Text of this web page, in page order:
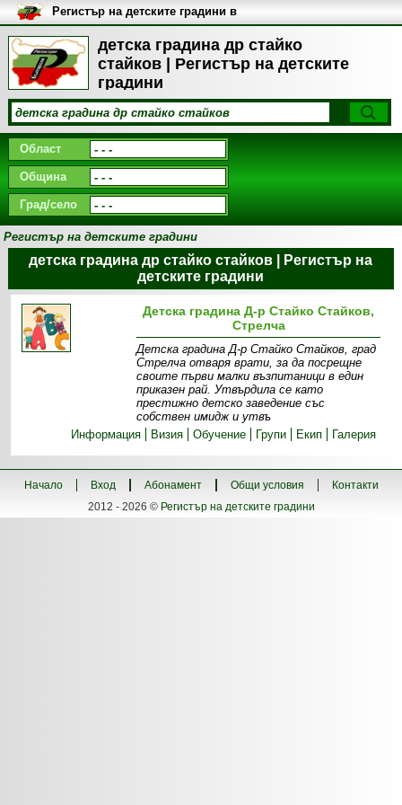
детска градина др стайко
стайков | Регистър на детските
градини
Регистър на детските градини в
България
Област
Община
Град/село
Регистър на детските градини
детска градина др стайко стайков | Регистър на
детските градини
Детска градина Д-р Стайко Стайков,
Стрелча
Детска градина Д-р Стайко Стайков, град
Стрелча отваря врати, за да посрещне
своите първи малки възпитаници в един
приказен рай. Утвърдила се като
престижно детско заведение със
собствен имидж и утвъ
Информация
Визия Обучение Групи Екип Галерия
Начало Вход Абонамент Общи условия
Контакти
2012 - 2026 © Регистър на детските градини